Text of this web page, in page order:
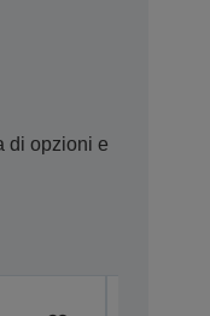
di opzioni e